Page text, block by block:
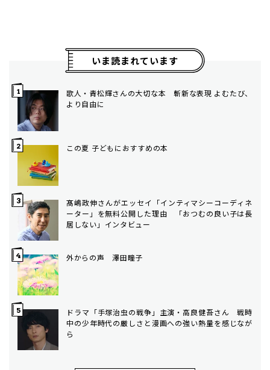
いま読まれています
歌人・青松輝さんの大切な本 斬新な表現 よむたび、
より自由に
この夏 子どもにおすすめの本
髙嶋政伸さんがエッセイ「インティマシーコーディネ
ーター」を無料公開した理由 「おつむの良い子は長
居しない」インタビュー
外からの声 澤田瞳子
ドラマ「手塚治虫の戦争」主演・高良健吾さん 戦時
中の少年時代の厳しさと漫画への強い熱量を感じなが
ら